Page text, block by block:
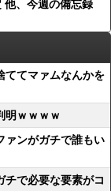
他、今週の備忘録
ててマァムなんかを
明ｗｗｗｗ
ァンがガチで誰もい
チで必要な要素がコ